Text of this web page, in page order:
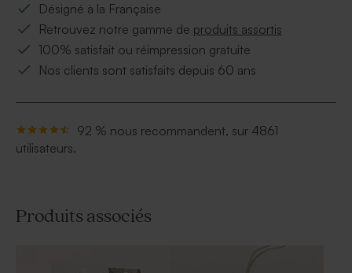
Désigné à la Française
Retrouvez notre gamme de produits assortis
100% satisfait ou réimpression gratuite
Nos clients sont satisfaits depuis 60 ans
92 % nous recommandent, sur 4861
utilisateurs.
Produits associés